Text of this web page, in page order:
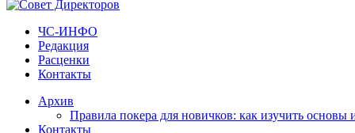
ЧС-ИНФО
Редакция
Расценки
Контакты
Архив
Правила покера для новичков: как изучить основы
Контакты